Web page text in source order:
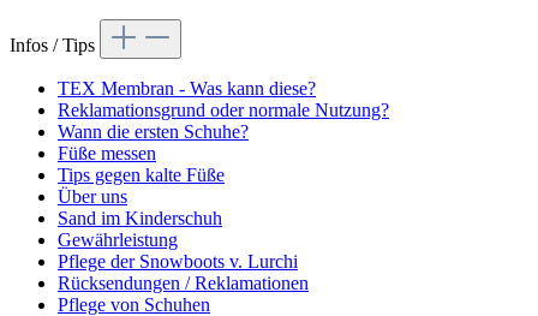
Infos / Tips
TEX Membran - Was kann diese?
Reklamationsgrund oder normale Nutzung?
Wann die ersten Schuhe?
Füße messen
Tips gegen kalte Füße
Über uns
Sand im Kinderschuh
Gewährleistung
Pflege der Snowboots v. Lurchi
Rücksendungen / Reklamationen
Pflege von Schuhen